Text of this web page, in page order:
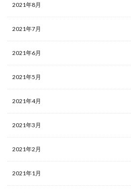
2021年8月
2021年7月
2021年6月
2021年5月
2021年4月
2021年3月
2021年2月
2021年1月